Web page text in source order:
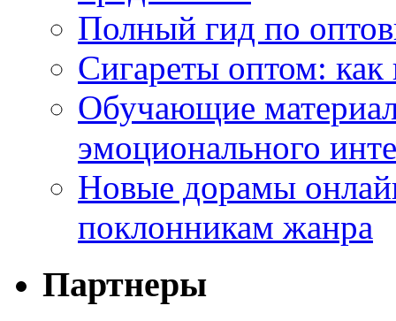
Полный гид по
Сигареты оптом:
Обучающие
эмоционального
Новые дорамы
поклонникам жанра
Партнеры